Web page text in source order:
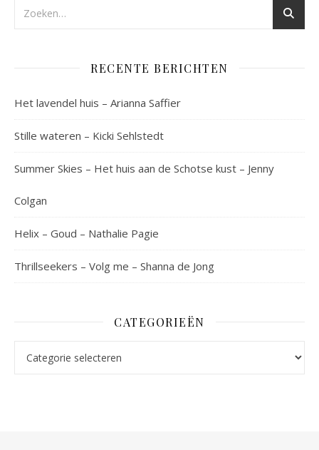
RECENTE BERICHTEN
Het lavendel huis – Arianna Saffier
Stille wateren – Kicki Sehlstedt
Summer Skies – Het huis aan de Schotse kust – Jenny
Colgan
Helix – Goud – Nathalie Pagie
Thrillseekers – Volg me – Shanna de Jong
CATEGORIEËN